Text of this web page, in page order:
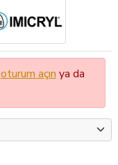
oturum açın ya da